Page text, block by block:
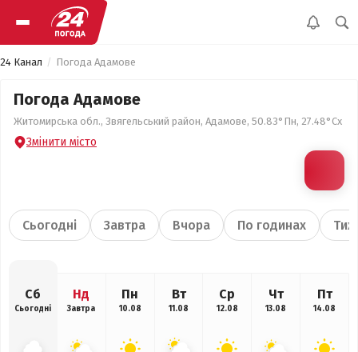
24 Канал Погода Адамове
Погода Адамове
Житомирська обл., Звягельський район, Адамове, 50.83°Пн, 27.48°Сх
Змінити місто
Сьогодні Завтра Вчора По годинах
Сб
Сьогодні
Нд
Завтра
Пн
10.08
Вт
11.08
Ср
12.08
Чт
13.08
Пт
14.08